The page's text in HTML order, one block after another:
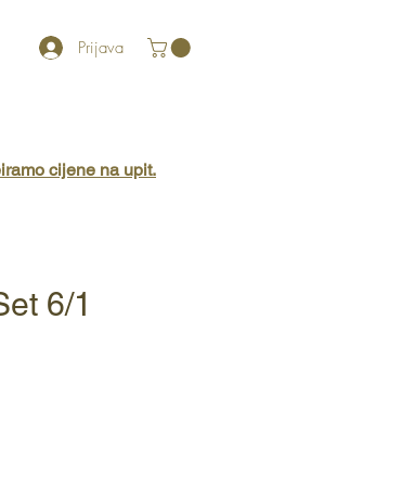
Prijava
6/1
cijene na upit.